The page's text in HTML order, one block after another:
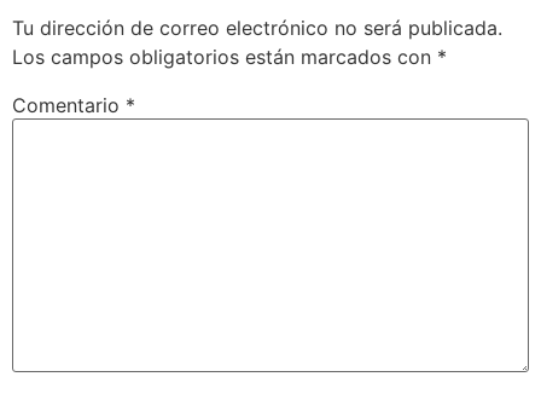
Tu dirección de correo electrónico no será publicada.
Los campos obligatorios están marcados con *
Comentario *